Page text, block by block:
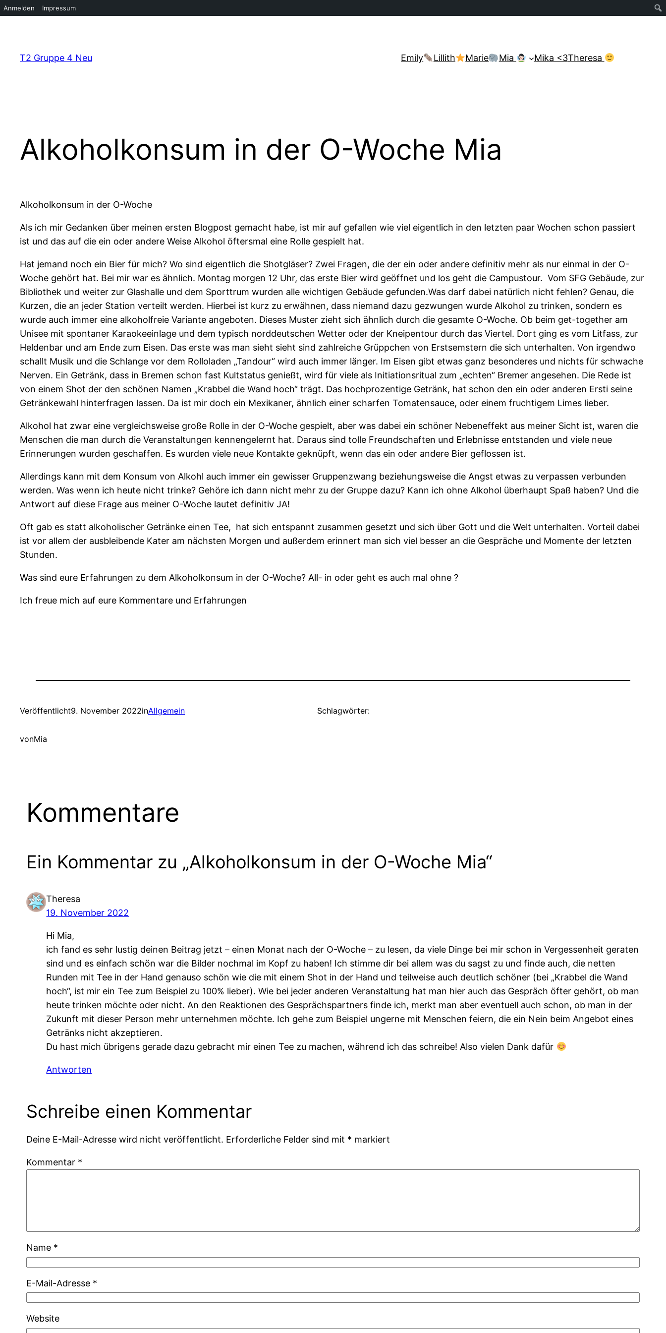
Anmelden Impressum
springen
T2 Gruppe 4 Neu Emily Lillith Marie Mia Mika <3Theresa
Alkoholkonsum in der O-Woche Mia
Alkoholkonsum in der O-Woche
Als ich mir Gedanken über meinen ersten Blogpost gemacht habe, ist mir auf gefallen wie viel eigentlich in den letzten paar Wochen schon passiert
ist und das auf die ein oder andere Weise Alkohol öftersmal eine Rolle gespielt hat.
Hat jemand noch ein Bier für mich? Wo sind eigentlich die Shotgläser? Zwei Fragen, die der ein oder andere definitiv mehr als nur einmal in der O-
Woche gehört hat. Bei mir war es ähnlich. Montag morgen 12 Uhr, das erste Bier wird geöffnet und los geht die Campustour. Vom SFG Gebäude, zur
Bibliothek und weiter zur Glashalle und dem Sporttrum wurden alle wichtigen Gebäude gefunden.Was darf dabei natürlich nicht fehlen? Genau, die
Kurzen, die an jeder Station verteilt werden. Hierbei ist kurz zu erwähnen, dass niemand dazu gezwungen wurde Alkohol zu trinken, sondern es
wurde auch immer eine alkoholfreie Variante angeboten. Dieses Muster zieht sich ähnlich durch die gesamte O-Woche. Ob beim get-together am
Unisee mit spontaner Karaokeeinlage und dem typisch norddeutschen Wetter oder der Kneipentour durch das Viertel. Dort ging es vom Litfass, zur
Heldenbar und am Ende zum Eisen. Das erste was man sieht sieht sind zahlreiche Grüppchen von Erstsemstern die sich unterhalten. Von irgendwo
schallt Musik und die Schlange vor dem Rolloladen „Tandour“ wird auch immer länger. Im Eisen gibt etwas ganz besonderes und nichts für schwache
Nerven. Ein Getränk, dass in Bremen schon fast Kultstatus genießt, wird für viele als Initiationsritual zum „echten“ Bremer angesehen. Die Rede ist
von einem Shot der den schönen Namen „Krabbel die Wand hoch“ trägt. Das hochprozentige Getränk, hat schon den ein oder anderen Ersti seine
Getränkewahl hinterfragen lassen. Da ist mir doch ein Mexikaner, ähnlich einer scharfen Tomatensauce, oder einem fruchtigem Limes lieber.
Alkohol hat zwar eine vergleichsweise große Rolle in der O-Woche gespielt, aber was dabei ein schöner Nebeneffekt aus meiner Sicht ist, waren die
Menschen die man durch die Veranstaltungen kennengelernt hat. Daraus sind tolle Freundschaften und Erlebnisse entstanden und viele neue
Erinnerungen wurden geschaffen. Es wurden viele neue Kontakte geknüpft, wenn das ein oder andere Bier geflossen ist.
Allerdings kann mit dem Konsum von Alkohl auch immer ein gewisser Gruppenzwang beziehungsweise die Angst etwas zu verpassen verbunden
werden. Was wenn ich heute nicht trinke? Gehöre ich dann nicht mehr zu der Gruppe dazu? Kann ich ohne Alkohol überhaupt Spaß haben? Und die
Antwort auf diese Frage aus meiner O-Woche lautet definitiv JA!
Oft gab es statt alkoholischer Getränke einen Tee, hat sich entspannt zusammen gesetzt und sich über Gott und die Welt unterhalten. Vorteil dabei
ist vor allem der ausbleibende Kater am nächsten Morgen und außerdem erinnert man sich viel besser an die Gespräche und Momente der letzten
Stunden.
Was sind eure Erfahrungen zu dem Alkoholkonsum in der O-Woche? All- in oder geht es auch mal ohne ?
Ich freue mich auf eure Kommentare und Erfahrungen
Veröffentlicht9. November 2022inAllgemein
vonMia
Schlagwörter:
Kommentare
Ein Kommentar zu „Alkoholkonsum in der O-Woche Mia“
Theresa
19. November 2022
Hi Mia,
ich fand es sehr lustig deinen Beitrag jetzt – einen Monat nach der O-Woche – zu lesen, da viele Dinge bei mir schon in Vergessenheit geraten
sind und es einfach schön war die Bilder nochmal im Kopf zu haben! Ich stimme dir bei allem was du sagst zu und finde auch, die netten
Runden mit Tee in der Hand genauso schön wie die mit einem Shot in der Hand und teilweise auch deutlich schöner (bei „Krabbel die Wand
hoch“, ist mir ein Tee zum Beispiel zu 100% lieber). Wie bei jeder anderen Veranstaltung hat man hier auch das Gespräch öfter gehört, ob man
heute trinken möchte oder nicht. An den Reaktionen des Gesprächspartners finde ich, merkt man aber eventuell auch schon, ob man in der
Zukunft mit dieser Person mehr unternehmen möchte. Ich gehe zum Beispiel ungerne mit Menschen feiern, die ein Nein beim Angebot eines
Getränks nicht akzeptieren.
Du hast mich übrigens gerade dazu gebracht mir einen Tee zu machen, während ich das schreibe! Also vielen Dank dafür
Antworten
Schreibe einen Kommentar
Deine E-Mail-Adresse wird nicht veröffentlicht. Erforderliche Felder sind mit * markiert
Kommentar *
Name *
E-Mail-Adresse *
Website